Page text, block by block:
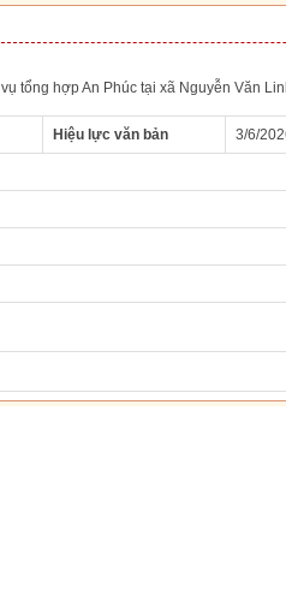
tổng hợp An Phúc tại xã Nguyễn Văn
Hiệu lực văn bản 3/6/